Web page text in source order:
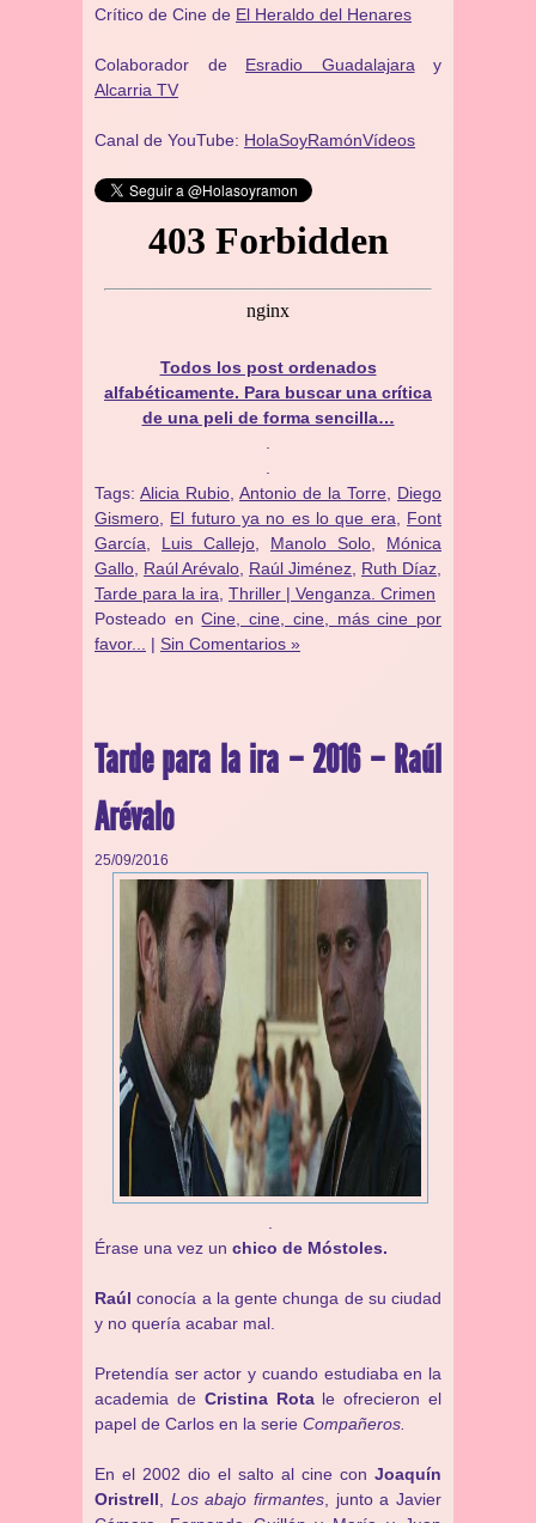
Crítico de Cine de El Heraldo del Henares
Colaborador de Esradio Guadalajara y
Alcarria TV
Canal de YouTube: HolaSoyRamónVídeos
Todos los post ordenados
alfabéticamente. Para buscar una crítica
de una peli de forma sencilla…
Tags: Alicia Rubio Antonio de la Torre
Diego
Gismero
El futuro ya no es lo que era
Font
García
Luis Callejo Manolo Solo
Mónica
Gallo Raúl Arévalo Raúl Jiménez Ruth Díaz
Tarde para la ira Thriller | Venganza. Crimen
Posteado enCine, cine, cine, más cine por
favor...
| Sin Comentarios »
Tarde para la ira – 2016 – Raúl
Arévalo
25/09/2016
Érase una vez un chico de Móstoles.
Raúl conocía a la gente chunga de su ciudad
y no quería acabar mal.
Pretendía ser actor y cuando estudiaba en la
academia deCristina Rotale ofrecieron el
papel de Carlos en la serie Compañeros.
En el 2002 dio el salto al cine con Joaquín
Oristrell
Los abajo firmantes , junto a Javier